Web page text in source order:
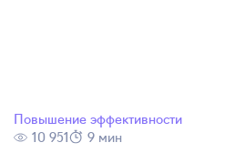
Повышение эффективности
10 951
9 мин